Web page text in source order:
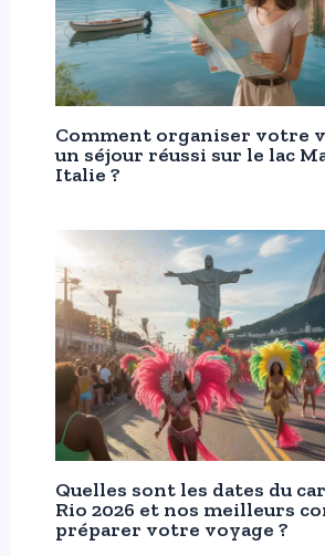
Comment organiser votre
un séjour réussi sur le lac
Italie ?
Quelles sont les dates du
Rio 2026 et nos meilleurs
préparer votre voyage ?